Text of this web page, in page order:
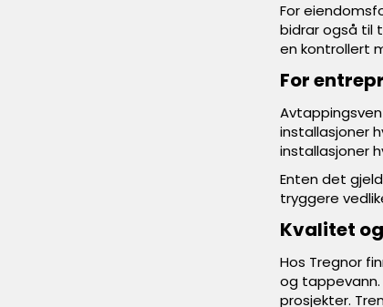
For
bidrar også til
en kontrollert
For
installasjoner
installasjoner
Enten det
tryggere
Kvalitet
Hos Tregnor
og
prosjekter.